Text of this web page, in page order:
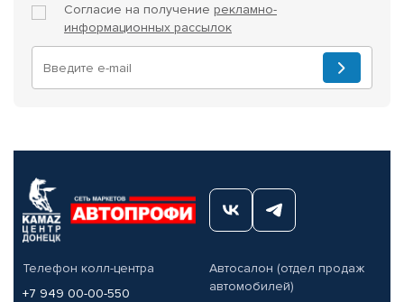
Согласие на получение рекламно-
информационных рассылок
Телефон колл-центра
+7 949 00-00-550
Автосалон (отдел продаж
автомобилей)